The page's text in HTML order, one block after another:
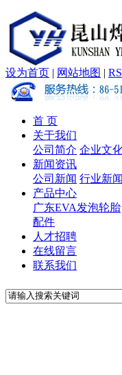
设为首页 | 网站地图 |
首 页
关于我们
公司简介 企业文
新闻资讯
公司新闻 行业新闻
产品中心
广东EVA发泡轮胎
配件
人才招聘
在线留言
联系我们